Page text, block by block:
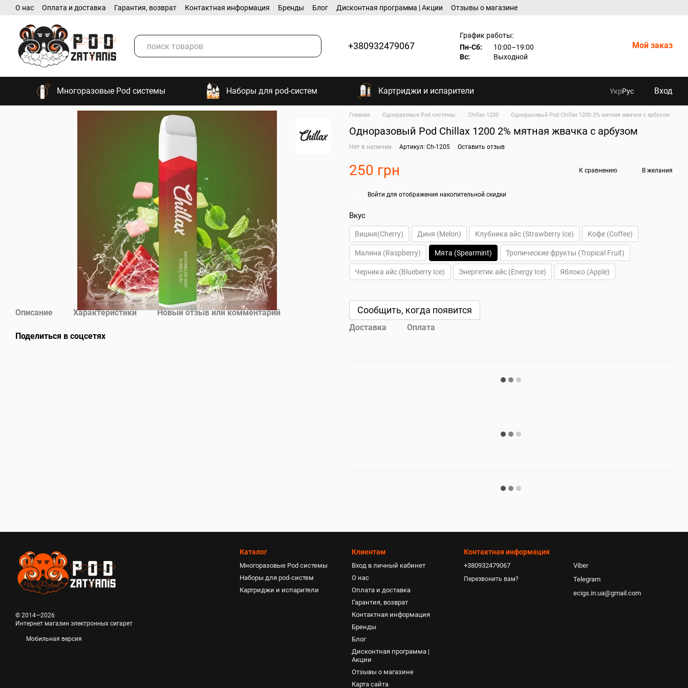
Перейти к основному контенту
О нас Оплата и доставка Гарантия, возврат Контактная информация Бренды Блог Дисконтная программа | Акции Отзывы о магазине
+380932479067
График работы:
Пн-Сб:
10:00–19:00
Вс:
Выходной
Мой заказ
Многоразовые Pod системы Наборы для pod-систем Картриджи и испарители УкрРус Вход
Описание Характеристики Новый отзыв или комментарий
Поделиться в соцсетях
Главная Одноразовые Pod системы Chillax 1200 Одноразовый Pod Chillax 1200 2% мятная жвачка с арбузом
Одноразовый Pod Chillax 1200 2% мятная жвачка с арбузом
Нет в наличии Артикул: Ch-1205 Оставить отзыв
250 грн К сравнению В желания
Войти для отображения накопительной скидки
Вкус
Вишня(Cherry) Диня (Melon) Клубника айс (Strawberry Ice) Кофе (Coffee)
Малина (Raspberry) Мята (Spearmint) Тропические фрукты (Tropical Fruit)
Черника айс (Blueberry Ice) Энергетик айс (Energy Ice) Яблоко (Apple)
Сообщить, когда появится
Доставка Оплата
© 2014—2026
Интернет магазин электронных сигарет
Мобильная версия
Каталог
Многоразовые Pod системы
Наборы для pod-систем
Картриджи и испарители
Клиентам
Вход в личный кабинет
О нас
Оплата и доставка
Гарантия, возврат
Контактная информация
Бренды
Блог
Дисконтная программа |
Акции
Отзывы о магазине
Карта сайта
Контактная информация
+380932479067
Перезвонить вам?
Viber
Telegram
ecigs.in.ua@gmail.com